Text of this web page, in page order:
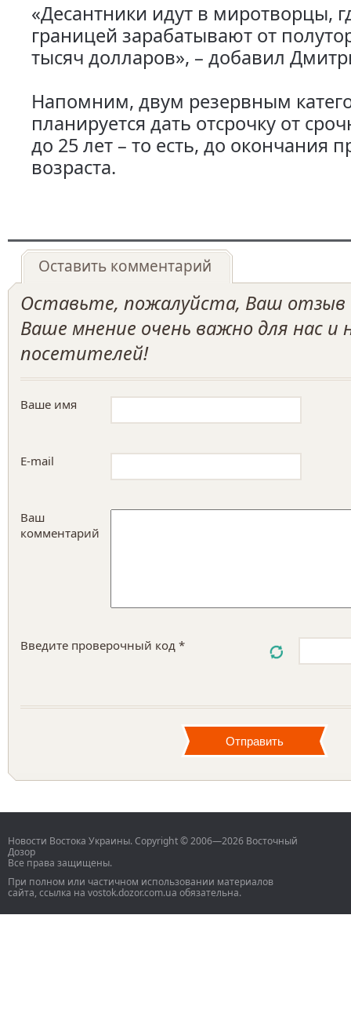
«Десантники идут в миротворцы,
границей зарабатывают от
тысяч долларов», – добавил
Напомним, двум резервным
планируется дать отсрочку от
до 25 лет – то есть, до окончания
возраста.
Оставить комментарий
Оставьте, пожалуйста, Ваш отзыв
Ваше мнение очень важно для нас и
посетителей!
Ваше имя
E-mail
Ваш
комментарий
Введите проверочный код *
Новости Востока Украины. Copyright © 2006—2026 Восточный
Дозор
Все права защищены.
При полном или частичном использовании материалов
сайта, ссылка на vostok.dozor.com.ua обязательна.